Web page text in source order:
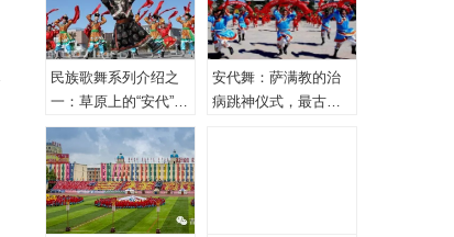
民族歌舞系列介绍之
一：草原上的“安代”和
安代舞
安代舞：萨满教的治
病跳神仪式，最古老